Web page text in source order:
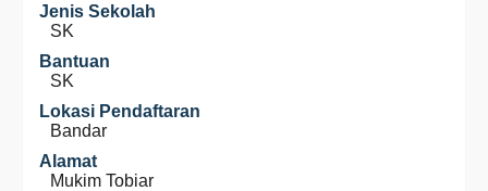
Jenis Sekolah
SK
Bantuan
SK
Lokasi Pendaftaran
Bandar
Alamat
Mukim Tobiar